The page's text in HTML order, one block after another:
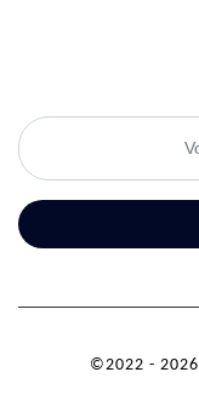
©2022 - 2026